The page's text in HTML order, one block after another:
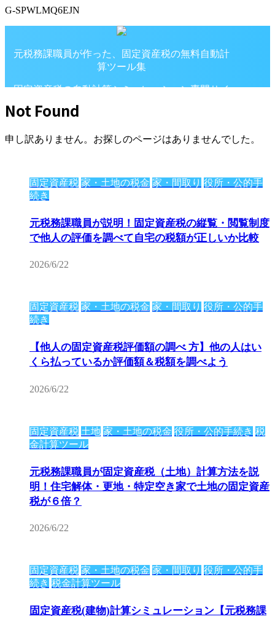
G-SPWLMQ6EJN
元税務課職員が作った、固定資産税の無料自動計
算ツール集
固定資産税の自動計算シミュレーション専門サイ
Not Found
申し訳ありません。お探しのページはありませんでした。
固定資産税 家・土地の税金 家・間取り 役所・公的手
続き
元税務課職員が説明！固定資産税の縦覧・閲覧制度
で他人の評価を調べて自宅の税額が正しいか比較
2026/6/22
固定資産税 家・土地の税金 家・間取り 役所・公的手
続き
【他人の固定資産税評価額の調べ 方】他の人はい
くら払っているか評価額＆税額を調べよう
2026/6/22
固定資産税 土地 家・土地の税金 役所・公的手続き 税
金計算ツール
元税務課職員が固定資産税（土地）計算方法を説
明！住宅解体・更地・特定空き家で土地の固定資産
税が６倍？
2026/6/22
固定資産税 家・土地の税金 家・間取り 役所・公的手
続き 税金計算ツール
固定資産税(建物)計算シミュレーション【元税務課